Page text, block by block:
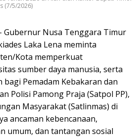
(7/5/2026)
Gubernur Nusa Tenggara Timur
Laka Lena meminta
Kota memperkuat
sumber daya manusia, serta
Pemadam Kebakaran dan
Polisi Pamong Praja (Satpol PP),
Masyarakat (Satlinmas) di
ancaman kebencanaan,
umum, dan tantangan sosial